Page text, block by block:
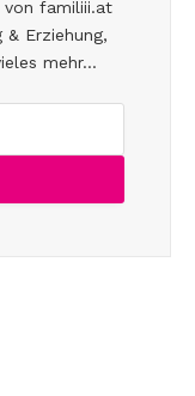
von familiii.at
Erziehung,
mehr...